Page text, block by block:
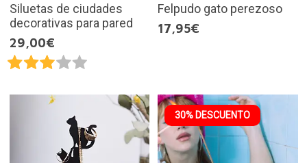
Siluetas de ciudades
decorativas para pared
29,00€
Felpudo gato perezoso
17,95€
30% DESCUENTO